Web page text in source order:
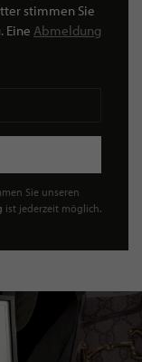
stimmen Sie
Eine Abmeldung
Sie unseren
ist jederzeit möglich.